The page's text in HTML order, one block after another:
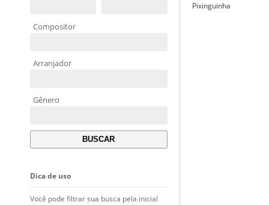
Compositor
Arranjador
Gênero
Dica de uso
Você pode filtrar sua busca pela inicial
Pixinguinha